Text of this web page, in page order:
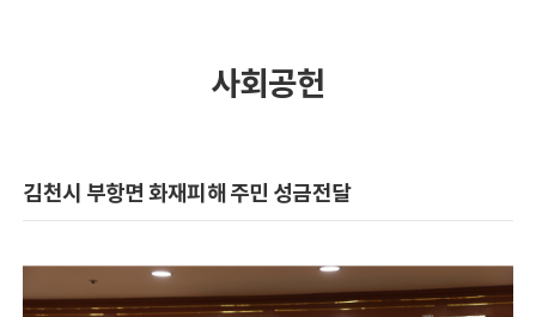
사회공헌
김천시 부항면 화재피해 주민 성금전달